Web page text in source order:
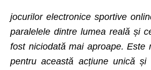
jocurilor electronice sportive
paralelele dintre lumea reală și
fost niciodată mai aproape. Este
pentru această acțiune unică și